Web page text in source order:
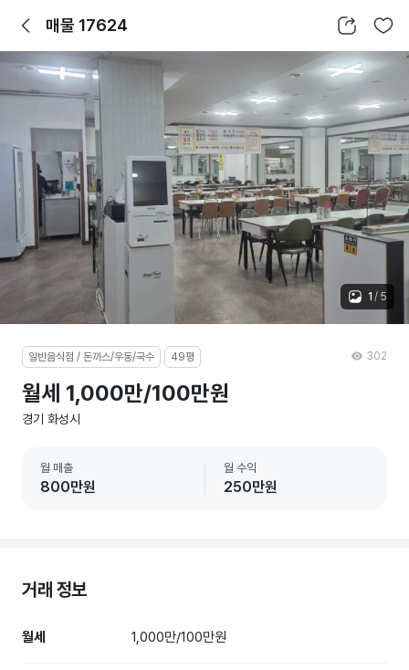
뒤로가기매물 17624 공유하기 찜하기
1 / 5
일반음식점 / 돈까스/우동/국수 49평
월세 1,000만/100만원
경기 화성시
월 매출
800만원
월 수익
250만원
302
거래 정보
월세 1,000만/100만원